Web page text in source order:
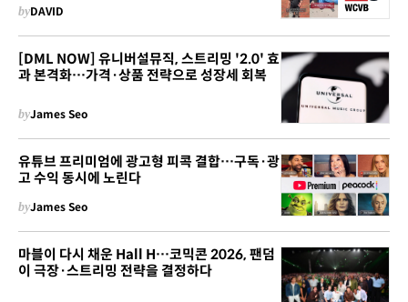
byDAVID
[DML NOW] 유니버설뮤직, 스트리밍 '2.0' 효
과 본격화…가격·상품 전략으로 성장세 회복
byJames Seo
유튜브 프리미엄에 광고형 피콕 결합…구독·광
고 수익 동시에 노린다
byJames Seo
마블이 다시 채운 Hall H…코믹콘 2026, 팬덤
이 극장·스트리밍 전략을 결정하다